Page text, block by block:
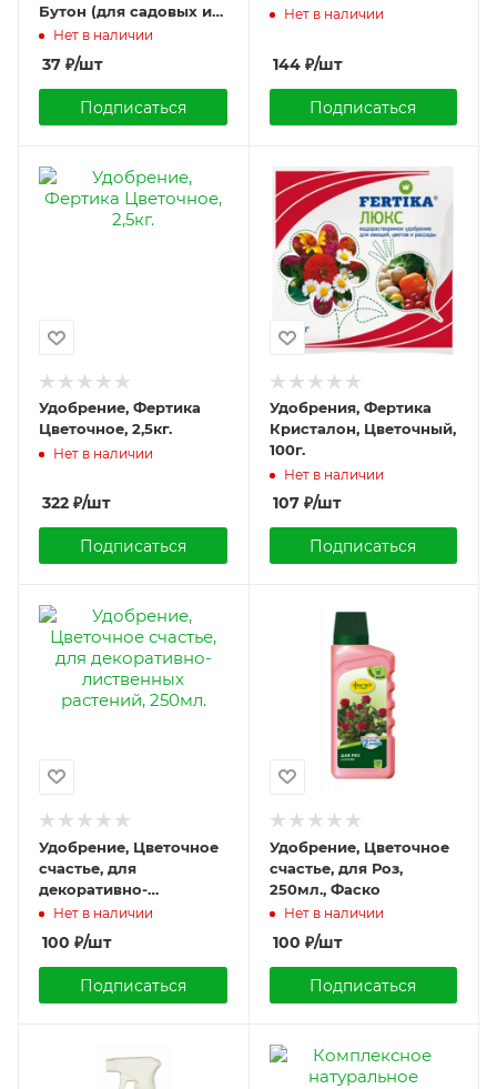
Бутон (для садовых и
комнатных цветов), 2г.,
Грин Бэлт
Нет в наличии
37 ₽/шт
Подписаться
Нет в наличии
144₽/шт
Подписаться
Удобрение, Фертика
Цветочное, 2,5кг.
Нет в наличии
322 ₽/шт
Подписаться
Удобрения, Фертика
Кристалон, Цветочный,
100г.
Нет в наличии
107₽/шт
Подписаться
Удобрение, Цветочное
счастье, для
декоративно-
лиственных растений,
250мл.
Нет в наличии
100 ₽/шт
Подписаться
Удобрение, Цветочное
счастье, для Роз,
250мл., Фаско
Нет в наличии
100 ₽/шт
Подписаться